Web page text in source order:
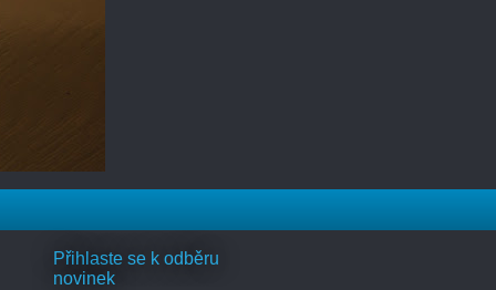
Přihlaste se k odběru
novinek